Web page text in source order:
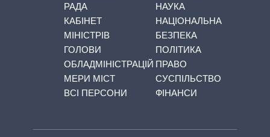
РАДА
КАБІНЕТ
МІНІСТРІВ
ГОЛОВИ
ОБЛАДМІНІСТРАЦІЙ
МЕРИ МІСТ
ВСІ ПЕРСОНИ
НАУКА
НАЦІОНАЛЬНА
БЕЗПЕКА
ПОЛІТИКА
ПРАВО
СУСПІЛЬСТВО
ФІНАНСИ